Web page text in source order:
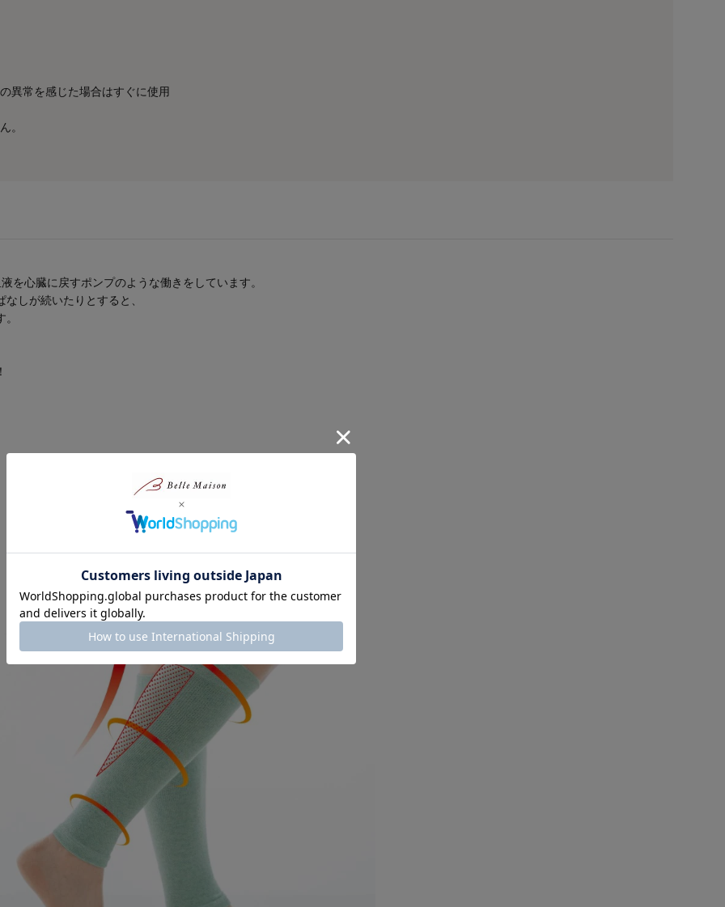
異常を感じた場合はすぐに使用
。
を心臓に戻すポンプのような働きをしています。
しが続いたりとすると、